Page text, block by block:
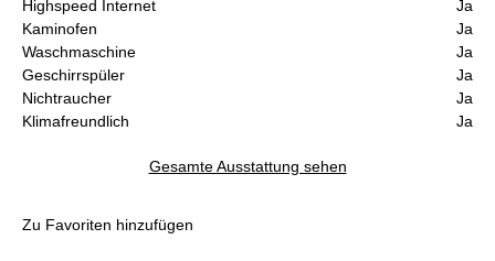
Highspeed Internet
Ja
Kaminofen
Ja
Waschmaschine
Ja
Geschirrspüler
Ja
Nichtraucher
Ja
Klimafreundlich
Ja
Gesamte Ausstattung sehen
Zu Favoriten hinzufügen